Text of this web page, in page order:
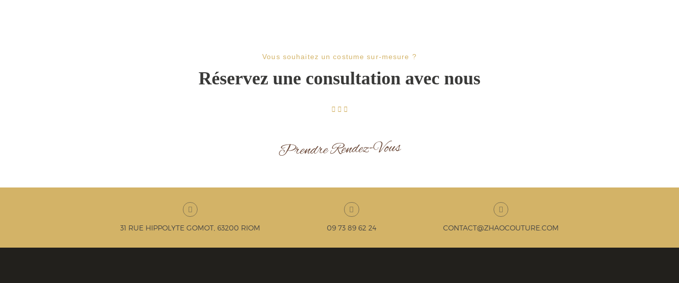
Vous souhaitez un costume sur-mesure ?
Réservez une consultation avec nous
Prendre Rendez-Vous
31 RUE HIPPOLYTE GOMOT, 63200 RIOM 09 73 89 62 24 CONTACT@ZHAOCOUTURE.COM